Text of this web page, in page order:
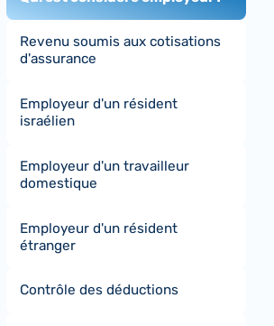
Revenu soumis aux cotisations
d'assurance
Employeur d'un résident
israélien
Employeur d'un travailleur
domestique
Employeur d'un résident
étranger
Contrôle des déductions